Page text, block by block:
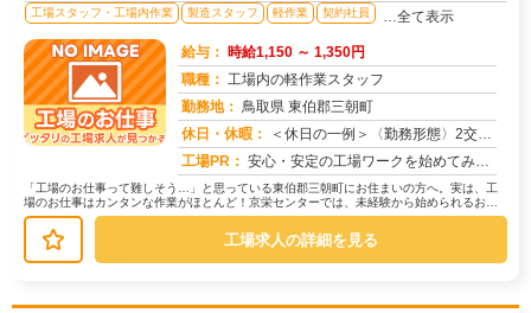
工場スタッフ・工場内作業 製造スタッフ 軽作業 契約社員 …全て表示
給与： 時給1,150 ～ 1,350円
職種： 工場内の軽作業スタッフ
勤務地： 鳥取県 東伯郡三朝町
休日・休暇：
＜休日の一例＞〈勤務形態〉2交替〈休日〉土日★ＧＷ・夏季・冬季・年末年始休暇あり★有給休暇あり※配属先により休日・...
工場PR： 安心・安定の工場ワークを始めてみませんか？株式会社京栄センターが選ばれる理由はこちら！【理由①】手厚いサポート体制...
「工場のお仕事って難しそう…」と思っている東伯郡三朝町にお住まいの方へ。実は、工
場のお仕事はカンタンな作業がほとんど！京栄センターでは、未経験から始められるお仕
事を多数ご紹介しています。たとえば...
工場求人の詳細を見る